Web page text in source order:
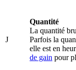
J
Quantité
La quantité
Parfois la
elle est en
de gain pour